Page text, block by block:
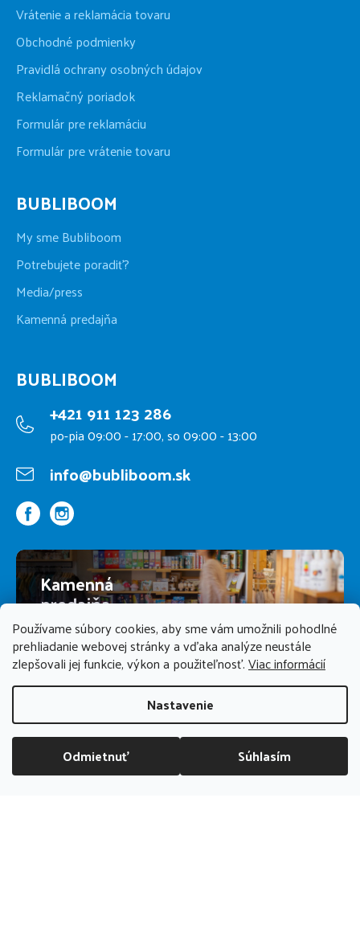
Používame súbory cookies, aby sme vám umožnili pohodlné
prehliadanie webovej stránky a vďaka analýze neustále
zlepšovali jej funkcie, výkon a použiteľnosť.Viac informácií
Nastavenie
Odmietnuť Súhlasím
DOPRAVA ZADARMO NAD 70 EUR
Vrátenie a reklamácia tovaru
Obchodné podmienky
Pravidlá ochrany osobných údajov
Reklamačný poriadok
Formulár pre reklamáciu
Formulár pre vrátenie tovaru
BUBLIBOOM
My sme Bubliboom
Potrebujete poradiť?
Media/press
Kamenná predajňa
BUBLIBOOM
+421 911 123 286
po-pia 09:00 - 17:00, so 09:00 - 13:00
info@bubliboom.sk
Kamenná
predajňa
PREDAJŇA ZATVORENÁ